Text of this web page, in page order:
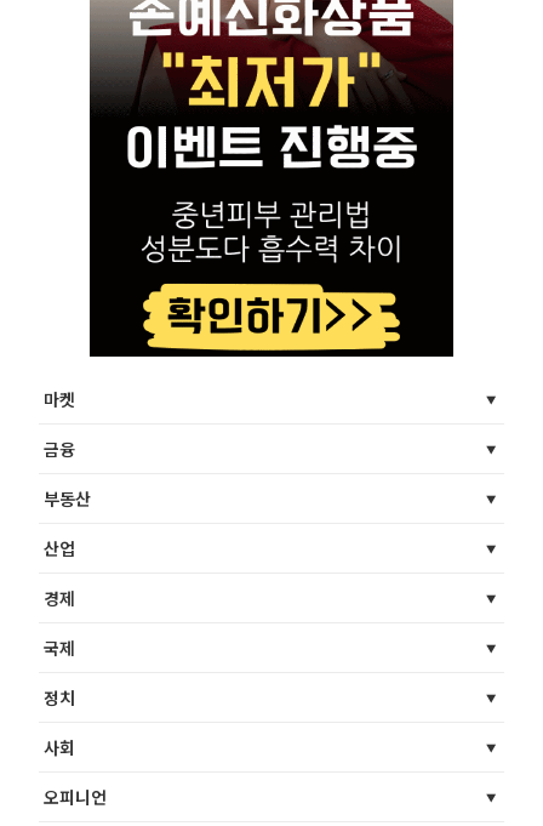
마켓
금융
부동산
산업
경제
국제
정치
사회
오피니언